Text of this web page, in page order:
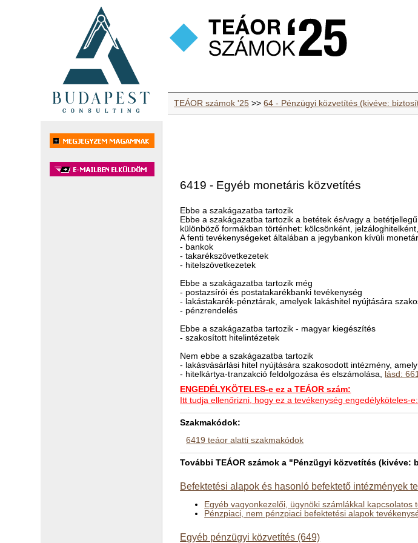
TEÁOR számok '25 >>64 - Pénzügyi közvetítés (kivéve:
6419 - Egyéb monetáris közvetítés
Ebbe a szakágazatba tartozik
Ebbe a szakágazatba tartozik a betétek és/vagy a
különböző formákban történhet: kölcsönként,
A fenti tevékenységeket általában a jegybankon kívüli
- bankok
- takarékszövetkezetek
- hitelszövetkezetek
Ebbe a szakágazatba tartozik még
- postazsírói és postatakarékbanki tevékenység
- lakástakarék-pénztárak, amelyek lakáshitel nyújtására
- pénzrendelés
Ebbe a szakágazatba tartozik - magyar kiegészítés
- szakosított hitelintézetek
Nem ebbe a szakágazatba tartozik
- lakásvásárlási hitel nyújtására szakosodott intézmény,
- hitelkártya-tranzakció feldolgozása és elszámolása, lásd:
ENGEDÉLYKÖTELES-e ez a TEÁOR szám:
Itt tudja ellenőrizni, hogy ez a tevékenység engedélyköteles-
Szakmakódok:
6419 teáor alatti szakmakódok
További TEÁOR számok a "Pénzügyi közvetítés
Befektetési alapok és hasonló befektető intézmények
Egyéb vagyonkezelői, ügynöki számlákkal kapcsolatos
Pénzpiaci, nem pénzpiaci befektetési alapok
Egyéb pénzügyi közvetítés (649)